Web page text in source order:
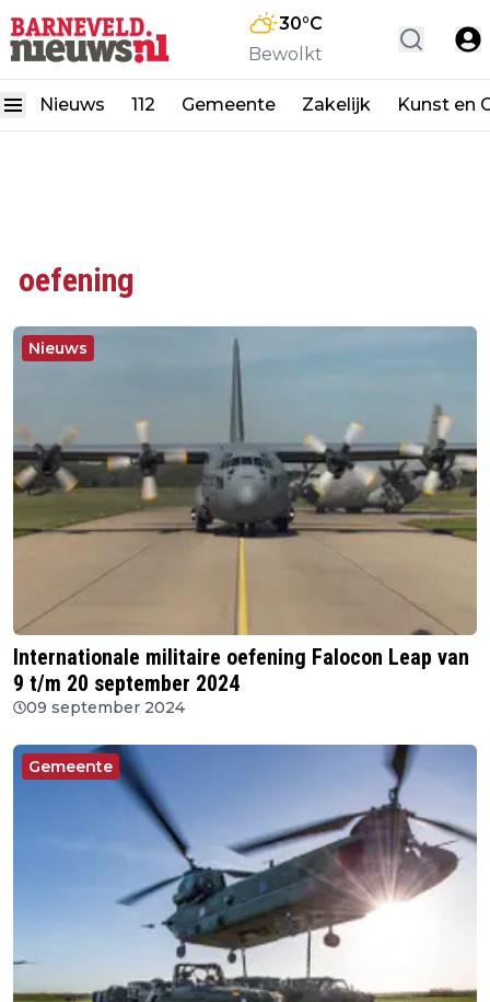
30°C
Bewolkt
Nieuws 112 Gemeente Zakelijk Kunst en
oefening
Nieuws
Internationale militaire oefening Falocon Leap van
9 t/m 20 september 2024
09 september 2024
Gemeente